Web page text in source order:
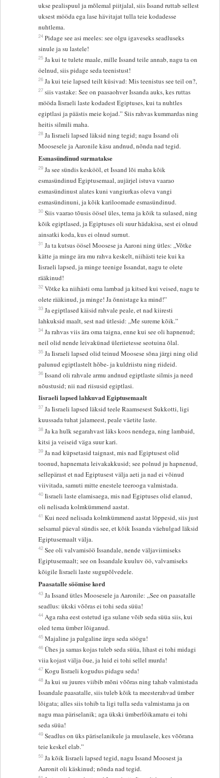
ukse pealispuul ja mõlemal piitjalal, siis Issand ruttab sellest
uksest mööda ega lase hävitajat tulla teie kodadesse
nuhtlema.
24 Pidage see asi meeles: see olgu igaveseks seadluseks
sinule ja su lastele!
25 Ja kui te tulete maale, mille Issand teile annab, nagu ta on
öelnud, siis pidage seda teenistust!
26 Ja kui teie lapsed teilt küsivad: Mis teenistus see teil on?,
27 siis vastake: See on paasaohver Issanda auks, kes ruttas
mööda Iisraeli laste kodadest Egiptuses, kui ta nuhtles
egiptlasi ja päästis meie kojad.” Siis rahvas kummardas ning
heitis silmili maha.
28 Ja Iisraeli lapsed läksid ning tegid; nagu Issand oli
Moosesele ja Aaronile käsu andnud, nõnda nad tegid.
Esmasündinud surmatakse
29 Ja see sündis keskööl, et Issand lõi maha kõik
esmasündinud Egiptusemaal, aujärjel istuva vaarao
esmasündinust alates kuni vangiurkas oleva vangi
esmasündinuni, ja kõik kariloomade esmasündinud.
30 Siis vaarao tõusis öösel üles, tema ja kõik ta sulased, ning
kõik egiptlased, ja Egiptuses oli suur hädakisa, sest ei olnud
ainsatki koda, kus ei olnud surnut.
31 Ja ta kutsus öösel Moosese ja Aaroni ning ütles: „Võtke
kätte ja minge ära mu rahva keskelt, niihästi teie kui ka
Iisraeli lapsed, ja minge teenige Issandat, nagu te olete
rääkinud!
32 Võtke ka niihästi oma lambad ja kitsed kui veised, nagu te
olete rääkinud, ja minge! Ja õnnistage ka mind!”
33 Ja egiptlased käisid rahvale peale, et nad kiiresti
lahkuksid maalt, sest nad ütlesid: „Me sureme kõik.”
34 Ja rahvas viis ära oma taigna, enne kui see oli hapnenud;
neil olid nende leivakünad üleriietesse seotuina õlal.
35 Ja Iisraeli lapsed olid teinud Moosese sõna järgi ning olid
palunud egiptlastelt hõbe- ja kuldriistu ning riideid.
36 Issand oli rahvale armu andnud egiptlaste silmis ja need
nõustusid; nii nad riisusid egiptlasi.
Iisraeli lapsed lahkuvad Egiptusemaalt
37 Ja Iisraeli lapsed läksid teele Raamsesest Sukkotti, ligi
kuussada tuhat jalameest, peale väetite laste.
38 Ja ka hulk segarahvast läks koos nendega, ning lambaid,
kitsi ja veiseid väga suur kari.
39 Ja nad küpsetasid taignast, mis nad Egiptusest olid
toonud, hapnemata leivakakkusid; see polnud ju hapnenud,
sellepärast et nad Egiptusest välja aeti ja nad ei võinud
viivitada, samuti mitte enestele teerooga valmistada.
40 Iisraeli laste elamisaega, mis nad Egiptuses olid elanud,
oli nelisada kolmkümmend aastat.
41 Kui need nelisada kolmkümmend aastat lõppesid, siis just
selsamal päeval sündis see, et kõik Issanda väehulgad läksid
Egiptusemaalt välja.
42 See oli valvamisöö Issandale, nende väljaviimiseks
Egiptusemaalt; see on Issandale kuuluv öö, valvamiseks
kõigile Iisraeli laste sugupõlvedele.
Paasatalle söömise kord
43 Ja Issand ütles Moosesele ja Aaronile: „See on paasatalle
seadlus: ükski võõras ei tohi seda süüa!
44 Aga raha eest ostetud iga sulane võib seda süüa siis, kui
oled tema ümber lõiganud.
45 Majaline ja palgaline ärgu seda söögu!
46 Ühes ja samas kojas tuleb seda süüa, lihast ei tohi midagi
viia kojast välja õue, ja luid ei tohi sellel murda!
47 Kogu Iisraeli kogudus pidagu seda!
48 Ja kui su juures viibib mõni võõras ning tahab valmistada
Issandale paasatalle, siis tuleb kõik ta meesterahvad ümber
lõigata; alles siis tohib ta ligi tulla seda valmistama ja on
nagu maa päriselanik; aga ükski ümberlõikamatu ei tohi
seda süüa!
49 Seadlus on üks päriselanikule ja muulasele, kes võõrana
teie keskel elab.”
50 Ja kõik Iisraeli lapsed tegid, nagu Issand Moosest ja
Aaronit oli käskinud; nõnda nad tegid.